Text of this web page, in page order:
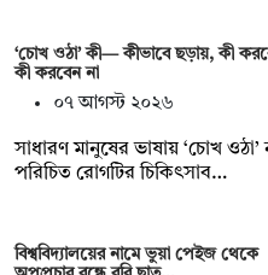
‘চোখ ওঠা’ কী— কীভাবে ছড়ায়, কী
কী করবেন না
০৭ আগস্ট ২০২৬
সাধারণ মানুষের ভাষায় ‘চোখ ওঠা’
পরিচিত রোগটির চিকিৎসাব…
বিশ্ববিদ্যালয়ের নামে ভুয়া পেইজ থেকে